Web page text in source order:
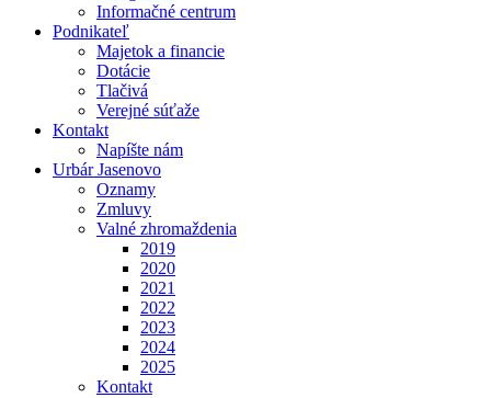
Informačné centrum
Podnikateľ
Majetok a financie
Dotácie
Tlačivá
Verejné súťaže
Kontakt
Napíšte nám
Urbár Jasenovo
Oznamy
Zmluvy
Valné zhromaždenia
2019
2020
2021
2022
2023
2024
2025
Kontakt